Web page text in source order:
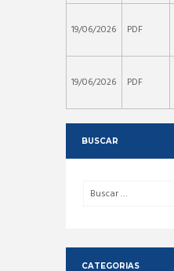
19/06/2026 PDF
19/06/2026 PDF
BUSCAR
CATEGORIAS